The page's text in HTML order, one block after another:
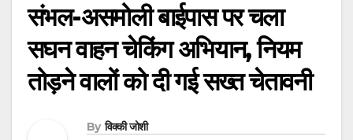
संभल-असमोली बाईपास पर चला
सघन वाहन चेकिंग अभियान, नियम
तोड़ने वालों को दी गई सख्त चेतावनी
By विक्की जोशी